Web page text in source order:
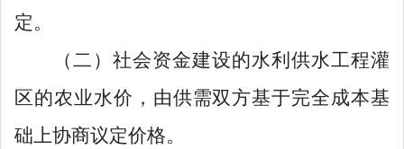
定。
（二） 社会资金建设的水利供水工程灌
区的农业水价，由供需双方基于完全成本基
础上协商议定价格。